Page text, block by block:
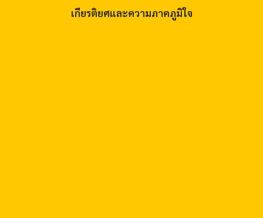
เกียรติยศและความภาคภูมิใจ